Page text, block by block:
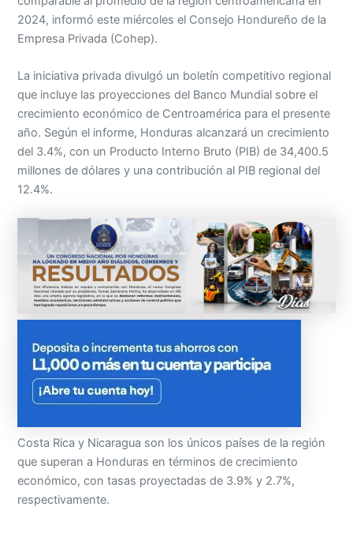
2024, informó este miércoles el Consejo Hondureño de la
Empresa Privada (Cohep).
La iniciativa privada divulgó un boletín competitivo regional
que incluye las proyecciones del Banco Mundial sobre el
crecimiento económico de Centroamérica para el presente
año. Según el informe, Honduras alcanzará un crecimiento
del 3.4%, con un Producto Interno Bruto (PIB) de 34,400.5
millones de dólares y una contribución al PIB regional del
12.4%.
Costa Rica y Nicaragua son los únicos países de la región
que superan a Honduras en términos de crecimiento
económico, con tasas proyectadas de 3.9% y 2.7%,
respectivamente.